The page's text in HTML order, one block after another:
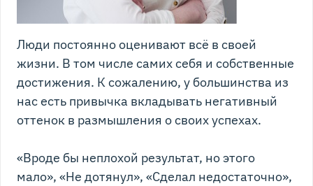
Люди постоянно оценивают всё в своей
жизни. В том числе самих себя и собственные
достижения. К сожалению, у большинства из
нас есть привычка вкладывать негативный
оттенок в размышления о своих успехах.
«Вроде бы неплохой результат, но этого
мало», «Не дотянул», «Сделал недостаточно»,